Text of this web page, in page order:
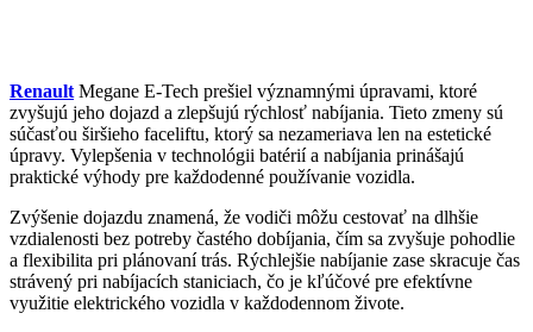
Renault Megane E-Tech prešiel významnými úpravami, ktoré
zvyšujú jeho dojazd a zlepšujú rýchlosť nabíjania. Tieto zmeny sú
súčasťou širšieho faceliftu, ktorý sa nezameriava len na estetické
úpravy. Vylepšenia v technológii batérií a nabíjania prinášajú
praktické výhody pre každodenné používanie vozidla.
Zvýšenie dojazdu znamená, že vodiči môžu cestovať na dlhšie
vzdialenosti bez potreby častého dobíjania, čím sa zvyšuje pohodlie
a flexibilita pri plánovaní trás. Rýchlejšie nabíjanie zase skracuje čas
strávený pri nabíjacích staniciach, čo je kľúčové pre efektívne
využitie elektrického vozidla v každodennom živote.